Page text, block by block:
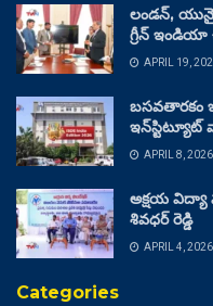
లండన్,
గ్రీన్
APRIL 19,
బసవతారకం
APRIL 8, 2026
అక్షయ విద్యా
శివధర్ రెడ్డి
APRIL 4, 2026
Categories